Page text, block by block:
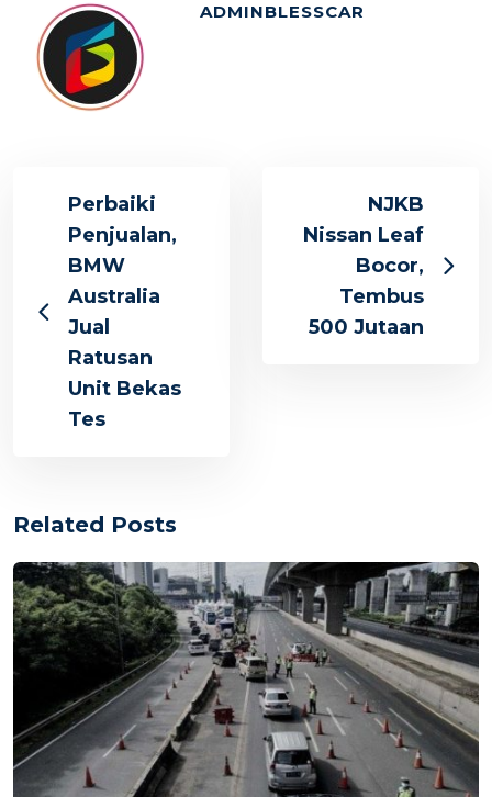
ADMINBLESSCAR
Perbaiki
Penjualan,
BMW
Australia
Jual
Ratusan
Unit Bekas
Tes
NJKB
Nissan Leaf
Bocor,
Tembus
500 Jutaan
Related Posts